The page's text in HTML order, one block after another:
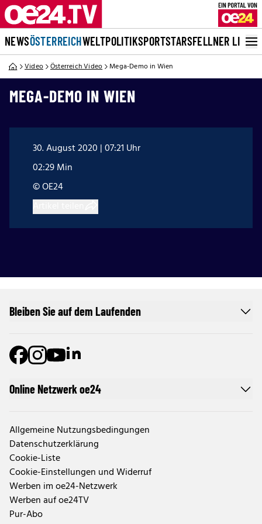
NEWSÖSTERREICHWELTPOLITIKSPORTSTARSFELLNER LIVE
Video Österreich Video Mega-Demo in Wien
MEGA-DEMO IN WIEN
30. August 2020 | 07:21 Uhr
02:29 Min
© OE24
Online Netzwerk oe24
Allgemeine Nutzungsbedingungen
Datenschutzerklärung
Cookie-Liste
Cookie-Einstellungen und Widerruf
Werben im oe24-Netzwerk
Werben auf oe24TV
Pur-Abo
Bleiben Sie auf dem Laufenden